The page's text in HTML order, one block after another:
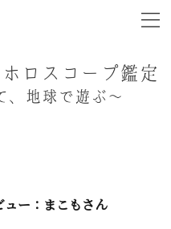
ュー：まこもさん